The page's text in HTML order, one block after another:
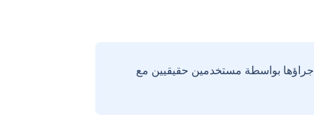
بواسطة مستخدمين حقيقيين مع